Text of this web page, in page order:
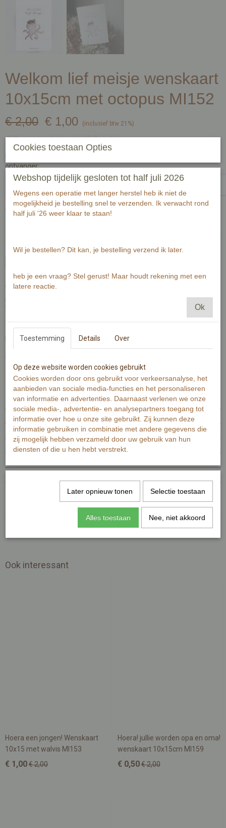
Welkom lief meisje wenskaart
10x15cm met octopus MI152
€ 2,00 € 1,00 (inclusief btw 21%)
✓Op voorraad- Levertijd 2-3 werkdagen
ontvanger:
Aantal
Wenskaart is gedrukt op 300 grams warmwit papier met zichtbaar
structuur.
Wenskaart bevat rechte hoeken.
De voorzijde bevat een illustratie gemaakt van aquarel.
Wenskaart bevat aan de voorzijde de tekst 'welkom lief meisje'.
Specificaties
Productcode MI152
EAN code 7448107817801
Productcode leverancier MI152
Netto gewicht 0,01 g
Ook interessant
Hoera een jongen! Wenskaart
10x15 met walvis MI153
€ 1,00€ 2,00
Hoera! jullie worden opa en oma!
wenskaart 10x15cm MI159
€ 0,50€ 2,00
Cookies toestaan Opties
Webshop tijdelijk gesloten tot half juli 2026
Wegens een operatie met langer herstel heb ik niet de
mogelijkheid je bestelling snel te verzenden. Ik verwacht rond
half juli '26 weer klaar te staan!
Wil je bestellen? Dit kan, je bestelling verzend ik later.
heb je een vraag? Stel gerust! Maar houdt rekening met een
latere reactie.
Ok
Toestemming Details Over
Op deze website worden cookies gebruikt
Cookies worden door ons gebruikt voor verkeersanalyse, het
aanbieden van sociale media-functies en het personaliseren
van informatie en advertenties. Daarnaast verlenen we onze
sociale media-, advertentie- en analysepartners toegang tot
informatie over hoe u onze site gebruikt. Zij kunnen deze
informatie gebruiken in combinatie met andere gegevens die
zij mogelijk hebben verzameld door uw gebruik van hun
diensten of die u hen hebt verstrekt.
Later opnieuw tonen Selectie toestaan
Alles toestaan Nee, niet akkoord